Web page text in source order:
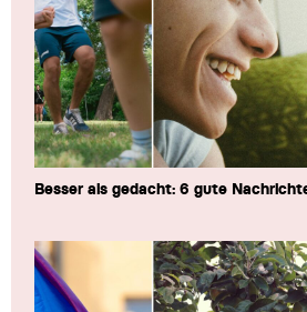
Besser als gedacht: 6 gute